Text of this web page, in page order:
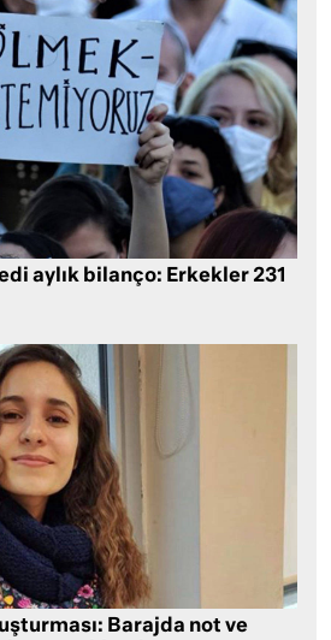
aylık bilanço: Erkekler 231
Barajda not ve